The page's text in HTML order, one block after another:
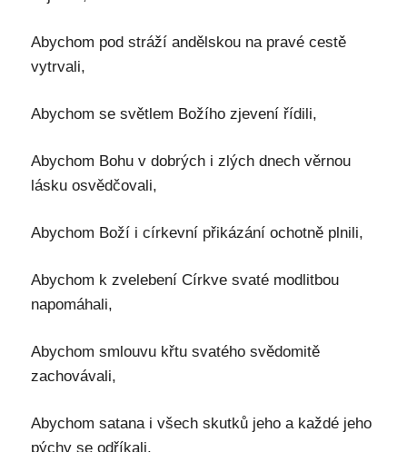
Abychom pod stráží andělskou na pravé cestě
vytrvali,
Abychom se světlem Božího zjevení řídili,
Abychom Bohu v dobrých i zlých dnech věrnou
lásku osvědčovali,
Abychom Boží i církevní přikázání ochotně plnili,
Abychom k zvelebení Církve svaté modlitbou
napomáhali,
Abychom smlouvu křtu svatého svědomitě
zachovávali,
Abychom satana i všech skutků jeho a každé jeho
pýchy se odříkali,